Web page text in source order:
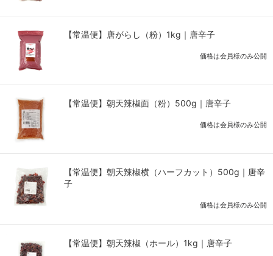
【常温便】唐がらし（粉）1kg｜唐辛子
価格は会員様のみ公開
【常温便】朝天辣椒面（粉）500g｜唐辛子
価格は会員様のみ公開
【常温便】朝天辣椒横（ハーフカット）500g｜唐辛
子
価格は会員様のみ公開
【常温便】朝天辣椒（ホール）1kg｜唐辛子